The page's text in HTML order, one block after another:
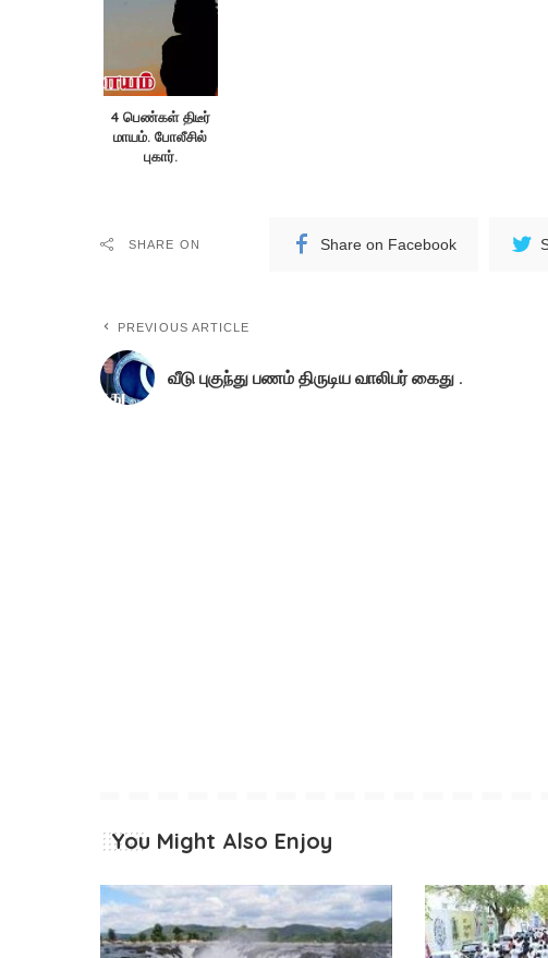
4 பெண்கள் திடீர்
மாயம். போலீசில்
புகார்.
SHARE ON Share on Facebook
PREVIOUS ARTICLE
வீடு புகுந்து பணம் திருடிய வாலிபர் கைது .
You Might Also Enjoy